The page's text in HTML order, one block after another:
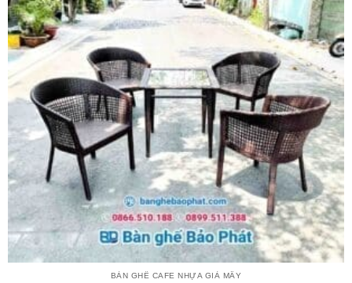
BÀN GHẾ CAFE NHỰA GIẢ MÂY